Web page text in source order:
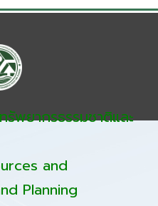
รัพยากรธรรมชาติและ
and
Planning